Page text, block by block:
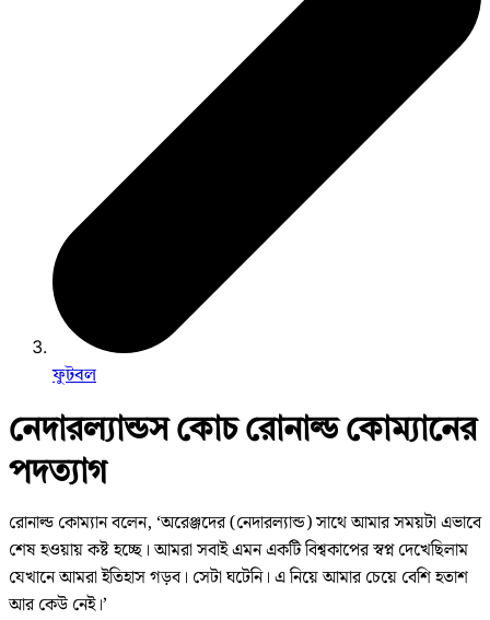
ফুটবল
নেদারল্যান্ডস কোচ রোনাল্ড কোম্যানের
পদত্যাগ
রোনাল্ড কোম্যান বলেন, ‘অরেঞ্জদের (নেদারল্যান্ড) সাথে আমার সময়টা এভাবে
শেষ হওয়ায় কষ্ট হচ্ছে। আমরা সবাই এমন একটি বিশ্বকাপের স্বপ্ন দেখেছিলাম
যেখানে আমরা ইতিহাস গড়ব। সেটা ঘটেনি। এ নিয়ে আমার চেয়ে বেশি হতাশ
আর কেউ নেই।’